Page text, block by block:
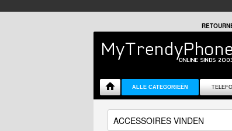
ALLE CATEGORIEËN